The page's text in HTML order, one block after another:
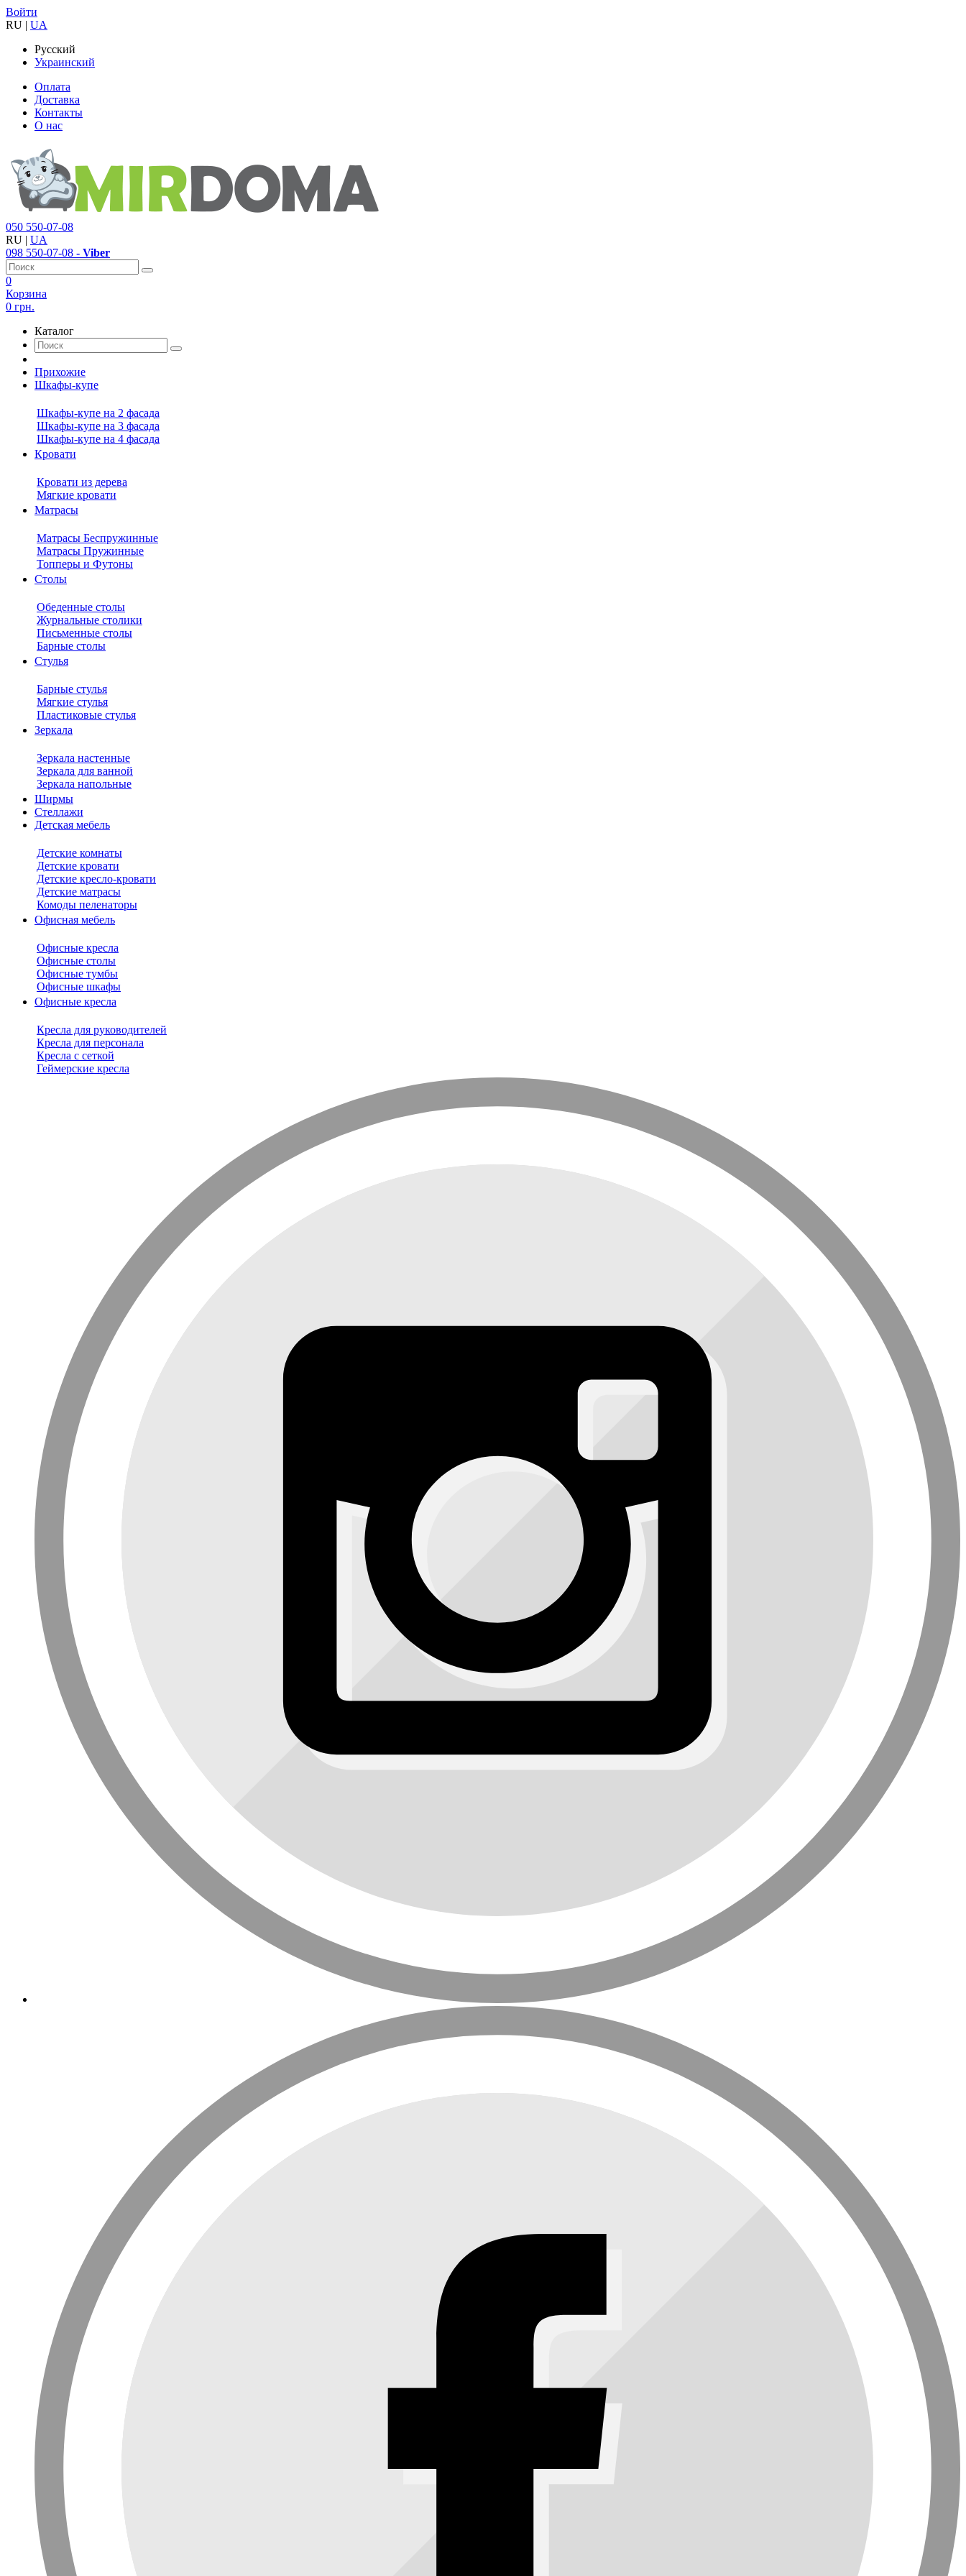
Войти
RU | UA
Русский
Украинский
Оплата
Доставка
Контакты
О нас
050 550-07-08
RU | UA
098 550-07-08 - Viber
0
Корзина
0 грн.
Каталог
Прихожие
Шкафы-купе
Шкафы-купе на 2 фасада
Шкафы-купе на 3 фасада
Шкафы-купе на 4 фасада
Кровати
Кровати из дерева
Мягкие кровати
Матрасы
Матрасы Беспружинные
Матрасы Пружинные
Топперы и Футоны
Столы
Обеденные столы
Журнальные столики
Письменные столы
Барные столы
Стулья
Барные стулья
Мягкие стулья
Пластиковые стулья
Зеркала
Зеркала настенные
Зеркала для ванной
Зеркала напольные
Ширмы
Стеллажи
Детская мебель
Детские комнаты
Детские кровати
Детские кресло-кровати
Детские матрасы
Комоды пеленаторы
Офисная мебель
Офисные кресла
Офисные столы
Офисные тумбы
Офисные шкафы
Офисные кресла
Кресла для руководителей
Кресла для персонала
Кресла с сеткой
Геймерские кресла